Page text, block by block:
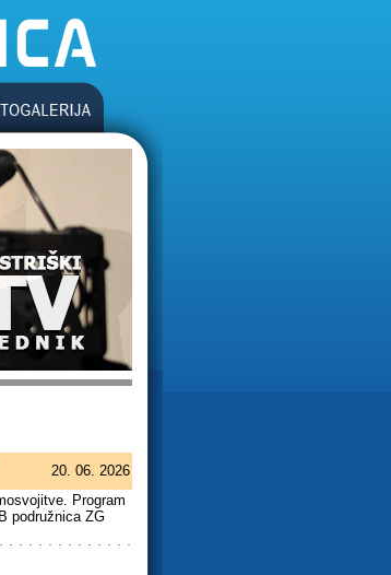
20. 06. 2026
Program
podružnica ZG